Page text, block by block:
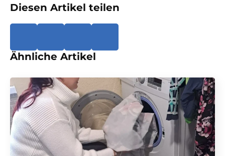
Diesen Artikel teilen
Ähnliche Artikel